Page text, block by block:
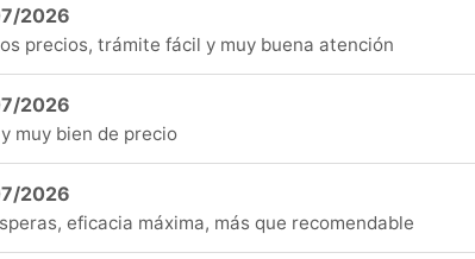
2026
precios, trámite fácil y muy buena atención
2026
muy bien de precio
2026
eficacia máxima, más que recomendable